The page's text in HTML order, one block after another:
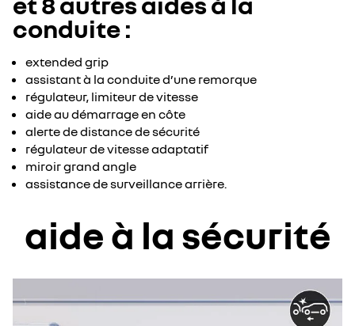
conduite :
extended grip
​assistant à la conduite d’une remorque​
régulateur, limiteur de vitesse
aide au démarrage en côte
​alerte de distance de sécurité​
régulateur de vitesse adaptatif​
miroir grand angle
​assistance de surveillance arrière.
aide à la sécurité